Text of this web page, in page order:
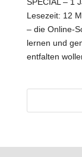
Lesezeit: 12
– die Online-
lernen und
entfalten